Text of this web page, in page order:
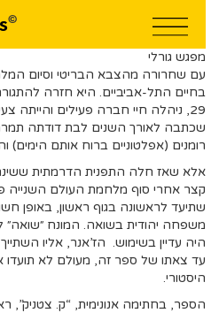
©
מפגש גורלי
עם שחרורה מהצבא הבריטי וסיום
בחיים התל-אביביים. היא חזרה
29, ניהלה חיי חברה פעילים והייתה
שכתבה לאורך השנים לבת דודתה
רומנים (אפלטוניים ברוח אותם הימים)
אלא שאז חלה התפנית הדרמתית
קצר אחרי סוף מלחמת העולם השנייה
שתיעד לראשונה בגוף ראשון, באופן
משפחה יהודית בשואה. המונח
היה עדיין בשימוש. הז’אנר, אליו
עד צאתו של ספר זה, מעולם לא תועדו
היסטורי.
הספר, בחתימה אנונימית, “ק. צטניק”,